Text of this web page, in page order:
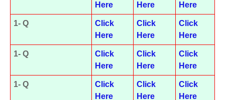
Here
Here
Here
1- Q
Click
Here
Click
Here
Click
Here
1- Q
Click
Here
Click
Here
Click
Here
1- Q
Click
Here
Click
Here
Click
Here